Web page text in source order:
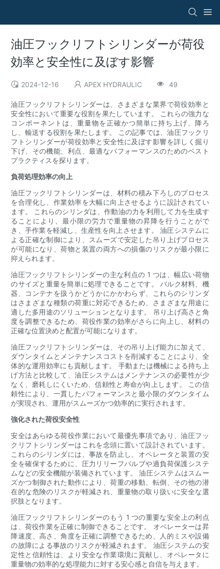
油圧フックリフトシリンダーが荷役
効率と安全性に及ぼす影響
2024-12-16 APEX HYDRAULIC 49
油圧フックリフトシリンダーは、さまざまな業界で荷役効率と
安全性において重要な役割を果たしています。 これらの強力な
コンポーネントは、重量物を正確かつ簡単に持ち上げ、降ろ
し、輸送する役割を果たします。 この記事では、油圧フックリ
フトシリンダーが荷役効率と安全性に及ぼす影響を詳しく掘り
下げ、その機能、利点、最適なパフォーマンスのためのベスト
プラクティスを探ります。
負荷処理効率の向上
油圧フックリフトシリンダーは、材料の積み下ろしのプロセス
を合理化し、作業効率を大幅に向上させるように設計されてい
ます。 これらのシリンダは、作動油の力を利用して力を生成す
ることにより、最小限の労力で重量物の昇降を行うことがで
き、手作業を軽減し、生産性を向上させます。 油圧システムに
よる正確な制御により、スムーズで安定した吊り上げプロセス
が可能になり、荷物と装置の両方への損傷のリスクが最小限に
抑えられます。
油圧フックリフトシリンダーの主な利点の 1 つは、幅広い荷物
のサイズと重量を簡単に処理できることです。 バルク材料、機
器、コンテナを扱うかどうかにかかわらず、これらのシリンダ
はさまざまな種類の荷重に対応できるため、さまざまな用途に
適した多用途のソリューションとなります。 吊り上げ高さと角
度を調整できるため、荷役作業の効率がさらに向上し、材料の
正確な位置決めと配置が可能になります。
油圧フックリフトシリンダーは、その吊り上げ能力に加えて、
ダウンタイムとメンテナンスコストを削減することにより、全
体的な運用効率にも貢献します。 手動または機械による持ち上
げ方法と比較して、油圧システムはメンテナンスの必要性が少
なく、磨耗しにくいため、信頼性と寿命が向上します。 この信
頼性により、一貫したパフォーマンスと最小限のダウンタイム
が実現され、運用がスムーズかつ効率的に実行されます。
強化された荷役安全性
安全はあらゆる荷役作業において最優先事項であり、油圧フッ
クリフトシリンダーはこれを念頭に置いて設計されています。
これらのシリンダには、事故を防止し、オペレータと装置の安
全を確保するために、圧力リリーフバルブや過負荷保護システ
ムなどの安全機能が装備されています。 油圧システムはスムー
ズかつ制御された動作により、荷重の移動、転倒、その他の潜
在的な危険のリスクが軽減され、重量物の取り扱いに安全な選
択肢となります。
油圧フックリフトシリンダーのもう 1 つの重要な安全上の利点
は、荷役作業を正確に制御できることです。 オペレーターは昇
降速度、高さ、角度を正確に調整できるため、人的ミスや設備
の故障による事故のリスクが軽減されます。 油圧システムの安
定性と信頼性は、より安全な作業環境に貢献し、オペレータに
重量物の効率的な処理能力に対する安心感と自信を与えます。